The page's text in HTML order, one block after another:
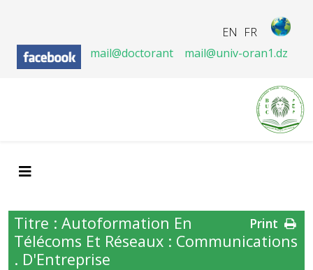
FR
EN
mail@doctorant
mail@univ-oran1.dz
Titre : Autoformation En
Télécoms Et Réseaux : Communications
D'Entreprise .